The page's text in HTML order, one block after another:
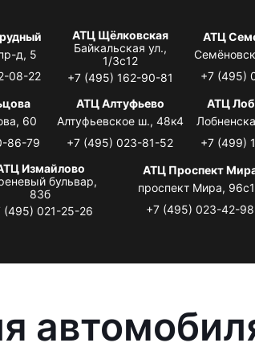
д, 5
08-22
АТЦ Щёлковская
Байкальская ул.,
1/3с12
+7 (495) 162-90-81
АТЦ
+7 (495)
60
86-79
АТЦ Алтуфьево
Алтуфьевское ш., 48к4
+7 (495) 023-81-52
АТЦ
+7 (499)
Измайлово
бульвар,
83б
(495) 021-25-26
АТЦ Проспект
проспект Мира,
+7 (495) 023-42-98